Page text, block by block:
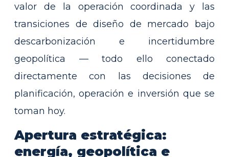
valor de la operación coordinada y las
transiciones de diseño de mercado bajo
descarbonización e incertidumbre
geopolítica — todo ello conectado
directamente con las decisiones de
planificación, operación e inversión que se
toman hoy.
Apertura estratégica:
energía, geopolítica e